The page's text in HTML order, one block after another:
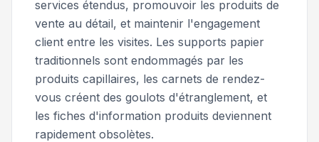
services étendus, promouvoir les produits de
vente au détail, et maintenir l'engagement
client entre les visites. Les supports papier
traditionnels sont endommagés par les
produits capillaires, les carnets de rendez-
vous créent des goulots d'étranglement, et
les fiches d'information produits deviennent
rapidement obsolètes.